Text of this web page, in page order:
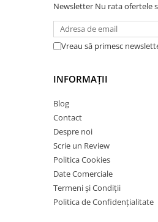
Newsletter Nu rata ofertele
Vreau să primesc
INFORMAȚII
Blog
Contact
Despre noi
Scrie un Review
Politica Cookies
Date Comerciale
Termeni și Condiții
Politica de Confidențialitate